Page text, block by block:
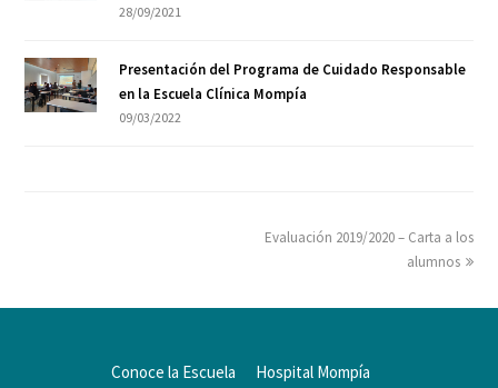
28/09/2021
Presentación del Programa de Cuidado Responsable
en la Escuela Clínica Mompía
09/03/2022
Evaluación 2019/2020 – Carta a los
alumnos
Conoce la Escuela Hospital Mompía